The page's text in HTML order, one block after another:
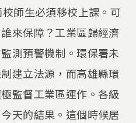
師生必須移校上課。可
來保障？工業區歸經濟
測預警機制。環保署未
建立法源，而高雄縣環
監督工業區運作。各級
天的結果。這個時候居